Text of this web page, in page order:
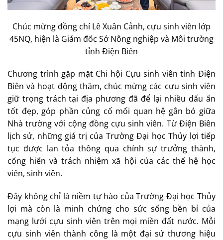
Chúc mừng đồng chí Lê Xuân Cảnh, cựu sinh viên lớp
45NQ, hiện là Giám đốc Sở Nông nghiệp và Môi trường
tỉnh Điện Biên
Chương trình gặp mặt Chi hội Cựu sinh viên tỉnh Điện
Biên và hoạt động thăm, chúc mừng các cựu sinh viên
giữ trọng trách tại địa phương đã để lại nhiều dấu ấn
tốt đẹp, góp phần củng cố mối quan hệ gắn bó giữa
Nhà trường với cộng đồng cựu sinh viên. Từ Điện Biên
lịch sử, những giá trị của Trường Đại học Thủy lợi tiếp
tục được lan tỏa thông qua chính sự trưởng thành,
cống hiến và trách nhiệm xã hội của các thế hệ học
viên, sinh viên.
Đây không chỉ là niềm tự hào của Trường Đại học Thủy
lợi mà còn là minh chứng cho sức sống bền bỉ của
mạng lưới cựu sinh viên trên mọi miền đất nước. Mỗi
cựu sinh viên thành công là một đại sứ thương hiệu